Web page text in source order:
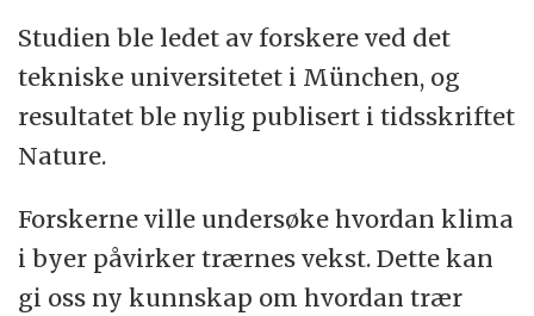
Studien ble ledet av forskere ved det
tekniske universitetet i München, og
resultatet ble nylig publisert i tidsskriftet
Nature.
Forskerne ville undersøke hvordan klima
i byer påvirker trærnes vekst. Dette kan
gi oss ny kunnskap om hvordan trær